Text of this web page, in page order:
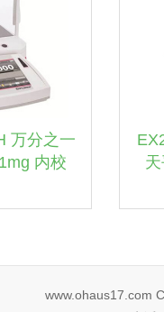
万分之一
内校
www.ohaus17.com